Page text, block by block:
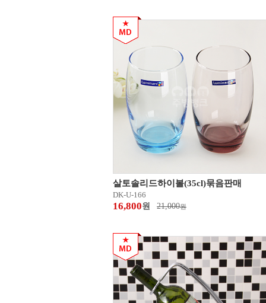
살토솔리드하이볼(35cl)묶음판매
DK-U-166
16,800원 21,000원